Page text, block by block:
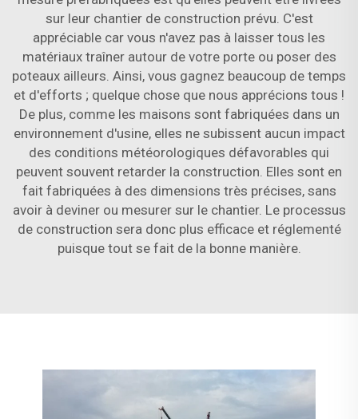
sur leur chantier de construction prévu. C'est
appréciable car vous n'avez pas à laisser tous les
matériaux traîner autour de votre porte ou poser des
poteaux ailleurs. Ainsi, vous gagnez beaucoup de temps
et d'efforts ; quelque chose que nous apprécions tous !
De plus, comme les maisons sont fabriquées dans un
environnement d'usine, elles ne subissent aucun impact
des conditions météorologiques défavorables qui
peuvent souvent retarder la construction. Elles sont en
fait fabriquées à des dimensions très précises, sans
avoir à deviner ou mesurer sur le chantier. Le processus
de construction sera donc plus efficace et réglementé
puisque tout se fait de la bonne manière.